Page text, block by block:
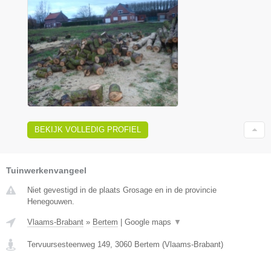
BEKIJK VOLLEDIG PROFIEL
Tuinwerkenvangeel
Niet gevestigd in de plaats Grosage en in de provincie
Henegouwen.
Vlaams-Brabant » Bertem | Google maps ▼
Tervuursesteenweg 149 3060 Bertem (Vlaams-Brabant)